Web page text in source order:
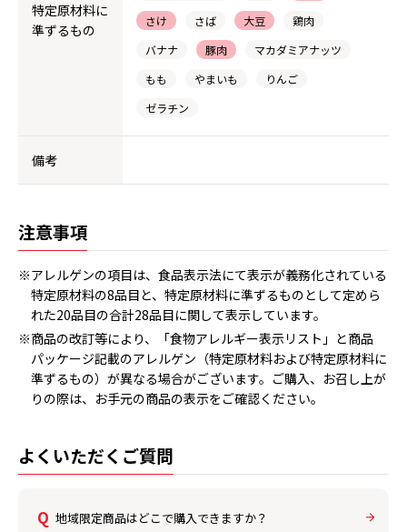
特定原材料に
準ずるもの
さけ
さば 大豆
鶏肉
バナナ
豚肉
マカダミアナッツ
もも
やまいも
りんご
ゼラチン
備考
注意事項
※アレルゲンの項目は、食品表示法にて表示が義務化されている
特定原材料の8品目と、特定原材料に準ずるものとして定めら
れた20品目の合計28品目に関して表示しています。
※商品の改訂等により、「食物アレルギー表示リスト」と商品
パッケージ記載のアレルゲン（特定原材料および特定原材料に
準ずるもの）が異なる場合がございます。ご購入、お召し上が
りの際は、お手元の商品の表示をご確認ください。
よくいただくご質問
地域限定商品はどこで購入できますか？